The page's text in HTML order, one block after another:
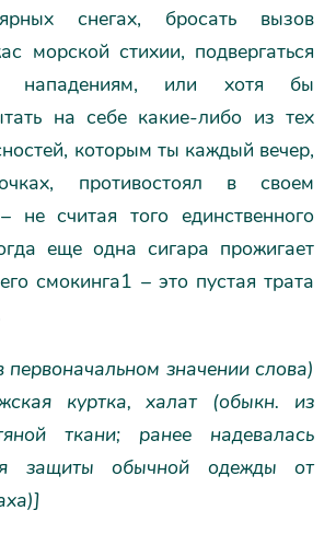
снегах, бросать вызов
морской стихии, подвергаться
нападениям, или хотя бы
на себе какие-либо из тех
которым ты каждый вечер,
противостоял в своем
не считая того единственного
еще одна сигара прожигает
смокинга1 – это пустая трата
первоначальном значении слова)
куртка, халат (обыкн. из
ткани; ранее надевалась
защиты обычной одежды от